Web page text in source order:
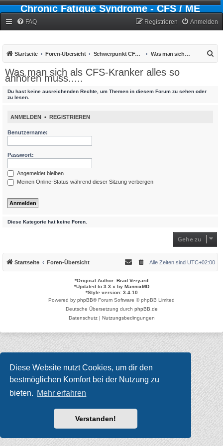
Diese Website nutzt Cookies, um dir den
bestmöglichen Komfort bei der Nutzung zu
bieten. Mehr erfahren
Verstanden!
Chronic Fatigue Syndrome - CFS / ME
FAQ Anmelden
Registrieren
Startseite Foren-Übersicht Schwerpunkt CFS - Chronic-Fatigue-Syndrom Was man sich als CFS-Kranker alles so anhören muss.....
Was man sich als CFS-Kranker alles so
anhören muss.....
Du hast keine ausreichenden Rechte, um Themen in diesem Forum zu sehen oder
zu lesen.
ANMELDEN • REGISTRIEREN
Benutzername:
Passwort:
Angemeldet bleiben
Meinen Online-Status während dieser Sitzung verbergen
Diese Kategorie hat keine Foren.
Gehe zu
Startseite Foren-Übersicht Alle Zeiten sind UTC+02:00
*Original Author: Brad Veryard
*Updated to 3.3.x by MannixMD
*Style version: 3.4.10
Powered by phpBB® Forum Software © phpBB Limited
Deutsche Übersetzung durch phpBB.de
Datenschutz| Nutzungsbedingungen